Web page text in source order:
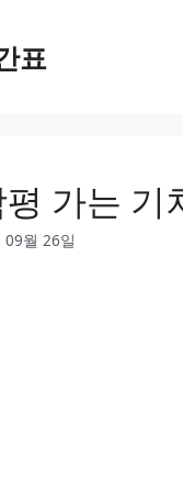
표
가는 기
월 26일